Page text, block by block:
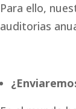
Para ello,
auditorias